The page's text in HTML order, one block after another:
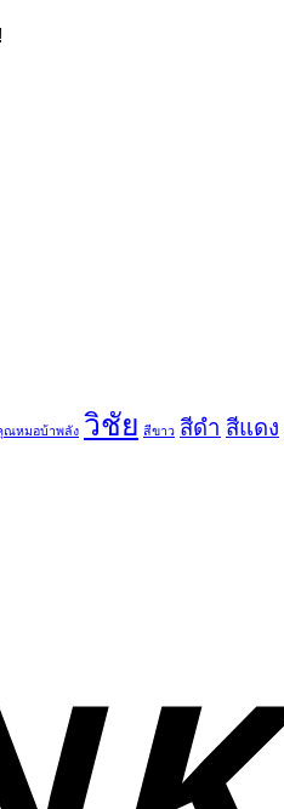
ณหมอบ้าพลัง วิชัย สีขาว สีดำ สีแดง